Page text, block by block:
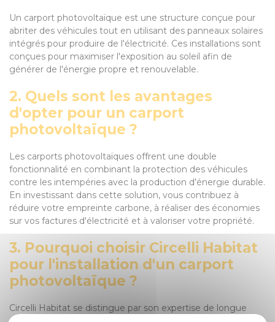
Un carport photovoltaïque est une structure conçue pour
abriter des véhicules tout en utilisant des panneaux solaires
intégrés pour produire de l'électricité. Ces installations sont
conçues pour maximiser l'exposition au soleil afin de
générer de l'énergie propre et renouvelable.
2. Quels sont les avantages
d'opter pour un carport
photovoltaïque ?
Les carports photovoltaïques offrent une double
fonctionnalité en combinant la protection des véhicules
contre les intempéries avec la production d'énergie durable.
En investissant dans cette solution, vous contribuez à
réduire votre empreinte carbone, à réaliser des économies
sur vos factures d'électricité et à valoriser votre propriété.
3. Pourquoi choisir Circelli Habitat
pour l'installation d'un carport
photovoltaïque ?
Circelli Habitat se distingue par son expertise de longue